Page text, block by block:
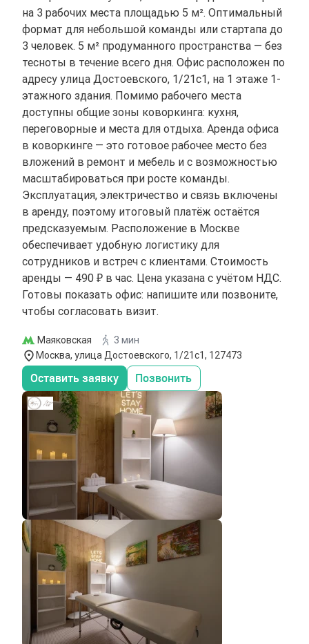
на 3 рабочих места площадью 5 м². Оптимальный
формат для небольшой команды или стартапа до
3 человек. 5 м² продуманного пространства — без
тесноты в течение всего дня. Офис расположен по
адресу улица Достоевского, 1/21с1, на 1 этаже 1-
этажного здания. Помимо рабочего места
доступны общие зоны коворкинга: кухня,
переговорные и места для отдыха. Аренда офиса
в коворкинге — это готовое рабочее место без
вложений в ремонт и мебель и с возможностью
масштабироваться при росте команды.
Эксплуатация, электричество и связь включены
в аренду, поэтому итоговый платёж остаётся
предсказуемым. Расположение в Москве
обеспечивает удобную логистику для
сотрудников и встреч с клиентами. Стоимость
аренды — 490 ₽ в час. Цена указана с учётом НДС.
Готовы показать офис: напишите или позвоните,
чтобы согласовать визит.
Маяковская
3 мин
Москва, улица Достоевского, 1/21с1, 127473
Оставить заявку Позвонить